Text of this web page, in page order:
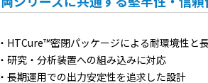
HTCure™密閉パッケージによる耐環境性と
研究・分析装置への組み込みに対応
長期運用での出力安定性を追求した設計